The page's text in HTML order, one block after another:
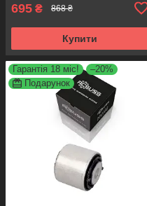
695 ₴ 868 ₴
Купити
Гарантія 18 міс!
–20%
Подарунок